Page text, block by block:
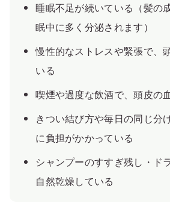
睡眠不足が続いている（髪の
眠中に多く分泌されます）
慢性的なストレスや緊張で、
いる
喫煙や過度な飲酒で、頭皮の
きつい結び方や毎日の同じ分
に負担がかかっている
シャンプーのすすぎ残し・ド
自然乾燥している